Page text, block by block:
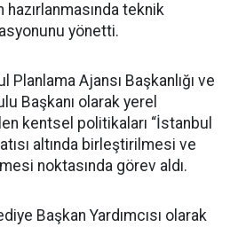
teknik
yönetti.
Ajansı Başkanlığı ve
Başkanı olarak yerel
kentsel politikaları “İstanbul
altında birleştirilmesi ve
noktasında görev aldı.
Başkan Yardımcısı olarak